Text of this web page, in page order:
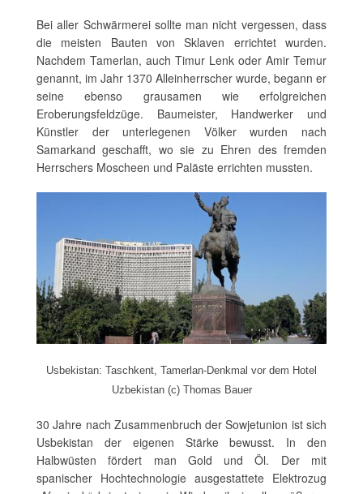
Bei aller Schwärmerei sollte man nicht vergessen, dass
die meisten Bauten von Sklaven errichtet wurden.
Nachdem Tamerlan, auch Timur Lenk oder Amir Temur
genannt, im Jahr 1370 Alleinherrscher wurde, begann er
seine ebenso grausamen wie erfolgreichen
Eroberungsfeldzüge. Baumeister, Handwerker und
Künstler der unterlegenen Völker wurden nach
Samarkand geschafft, wo sie zu Ehren des fremden
Herrschers Moscheen und Paläste errichten mussten.
Usbekistan: Taschkent, Tamerlan-Denkmal vor dem Hotel
Uzbekistan (c) Thomas Bauer
30 Jahre nach Zusammenbruch der Sowjetunion ist sich
Usbekistan der eigenen Stärke bewusst. In den
Halbwüsten fördert man Gold und Öl. Der mit
spanischer Hochtechnologie ausgestattete Elektrozug